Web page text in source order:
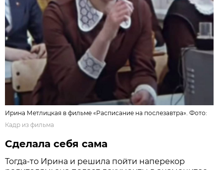
Ирина Метлицкая в фильме «Расписание на послезавтра». Фото:
Кадр из фильма
Сделала себя сама
Тогда-то Ирина и решила пойти наперекор